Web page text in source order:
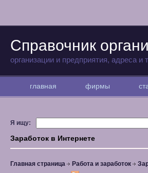
Справочник
организации и предприятия, адреса
главная фирмы
Я ищу:
Заработок в Интернете
Главная страница Работа и заработок